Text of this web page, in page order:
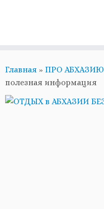
Главная » ПРО АБХАЗИЮ
полезная информация